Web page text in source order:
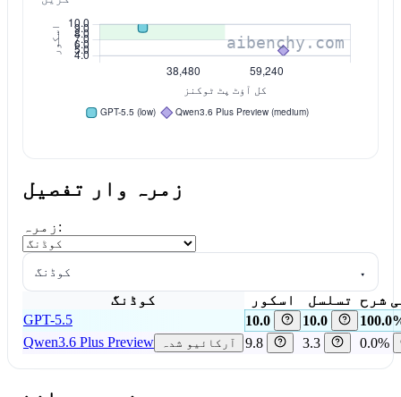
زمرہ وار تفصیل
زمرہ:
کوڈنگ ▾
کوڈنگ اسکور تسلسل
شرح
GPT-5.5
10.0 10.0
Qwen3.6 Plus Preview
آرکائیو شدہ 9.8 3.3 0.0%